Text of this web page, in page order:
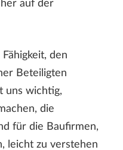
auf der
den
Beteiligten
uns wichtig,
die
für die Baufirmen,
leicht zu verstehen